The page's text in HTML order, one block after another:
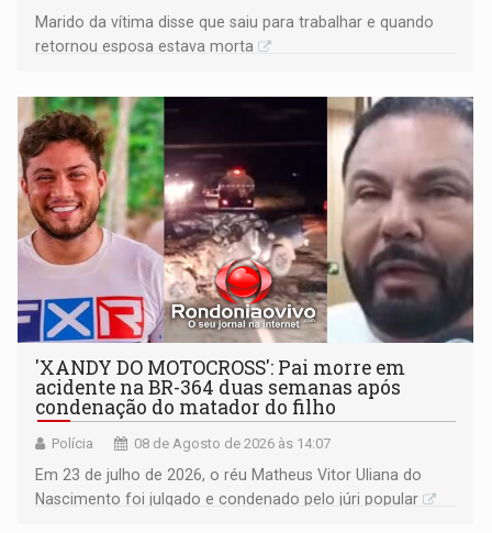
Marido da vítima disse que saiu para trabalhar e quando
retornou esposa estava morta
'XANDY DO MOTOCROSS': Pai morre em
acidente na BR-364 duas semanas após
condenação do matador do filho
Polícia 08 de Agosto de 2026 às 14:07
Em 23 de julho de 2026, o réu Matheus Vitor Uliana do
Nascimento foi julgado e condenado pelo júri popular